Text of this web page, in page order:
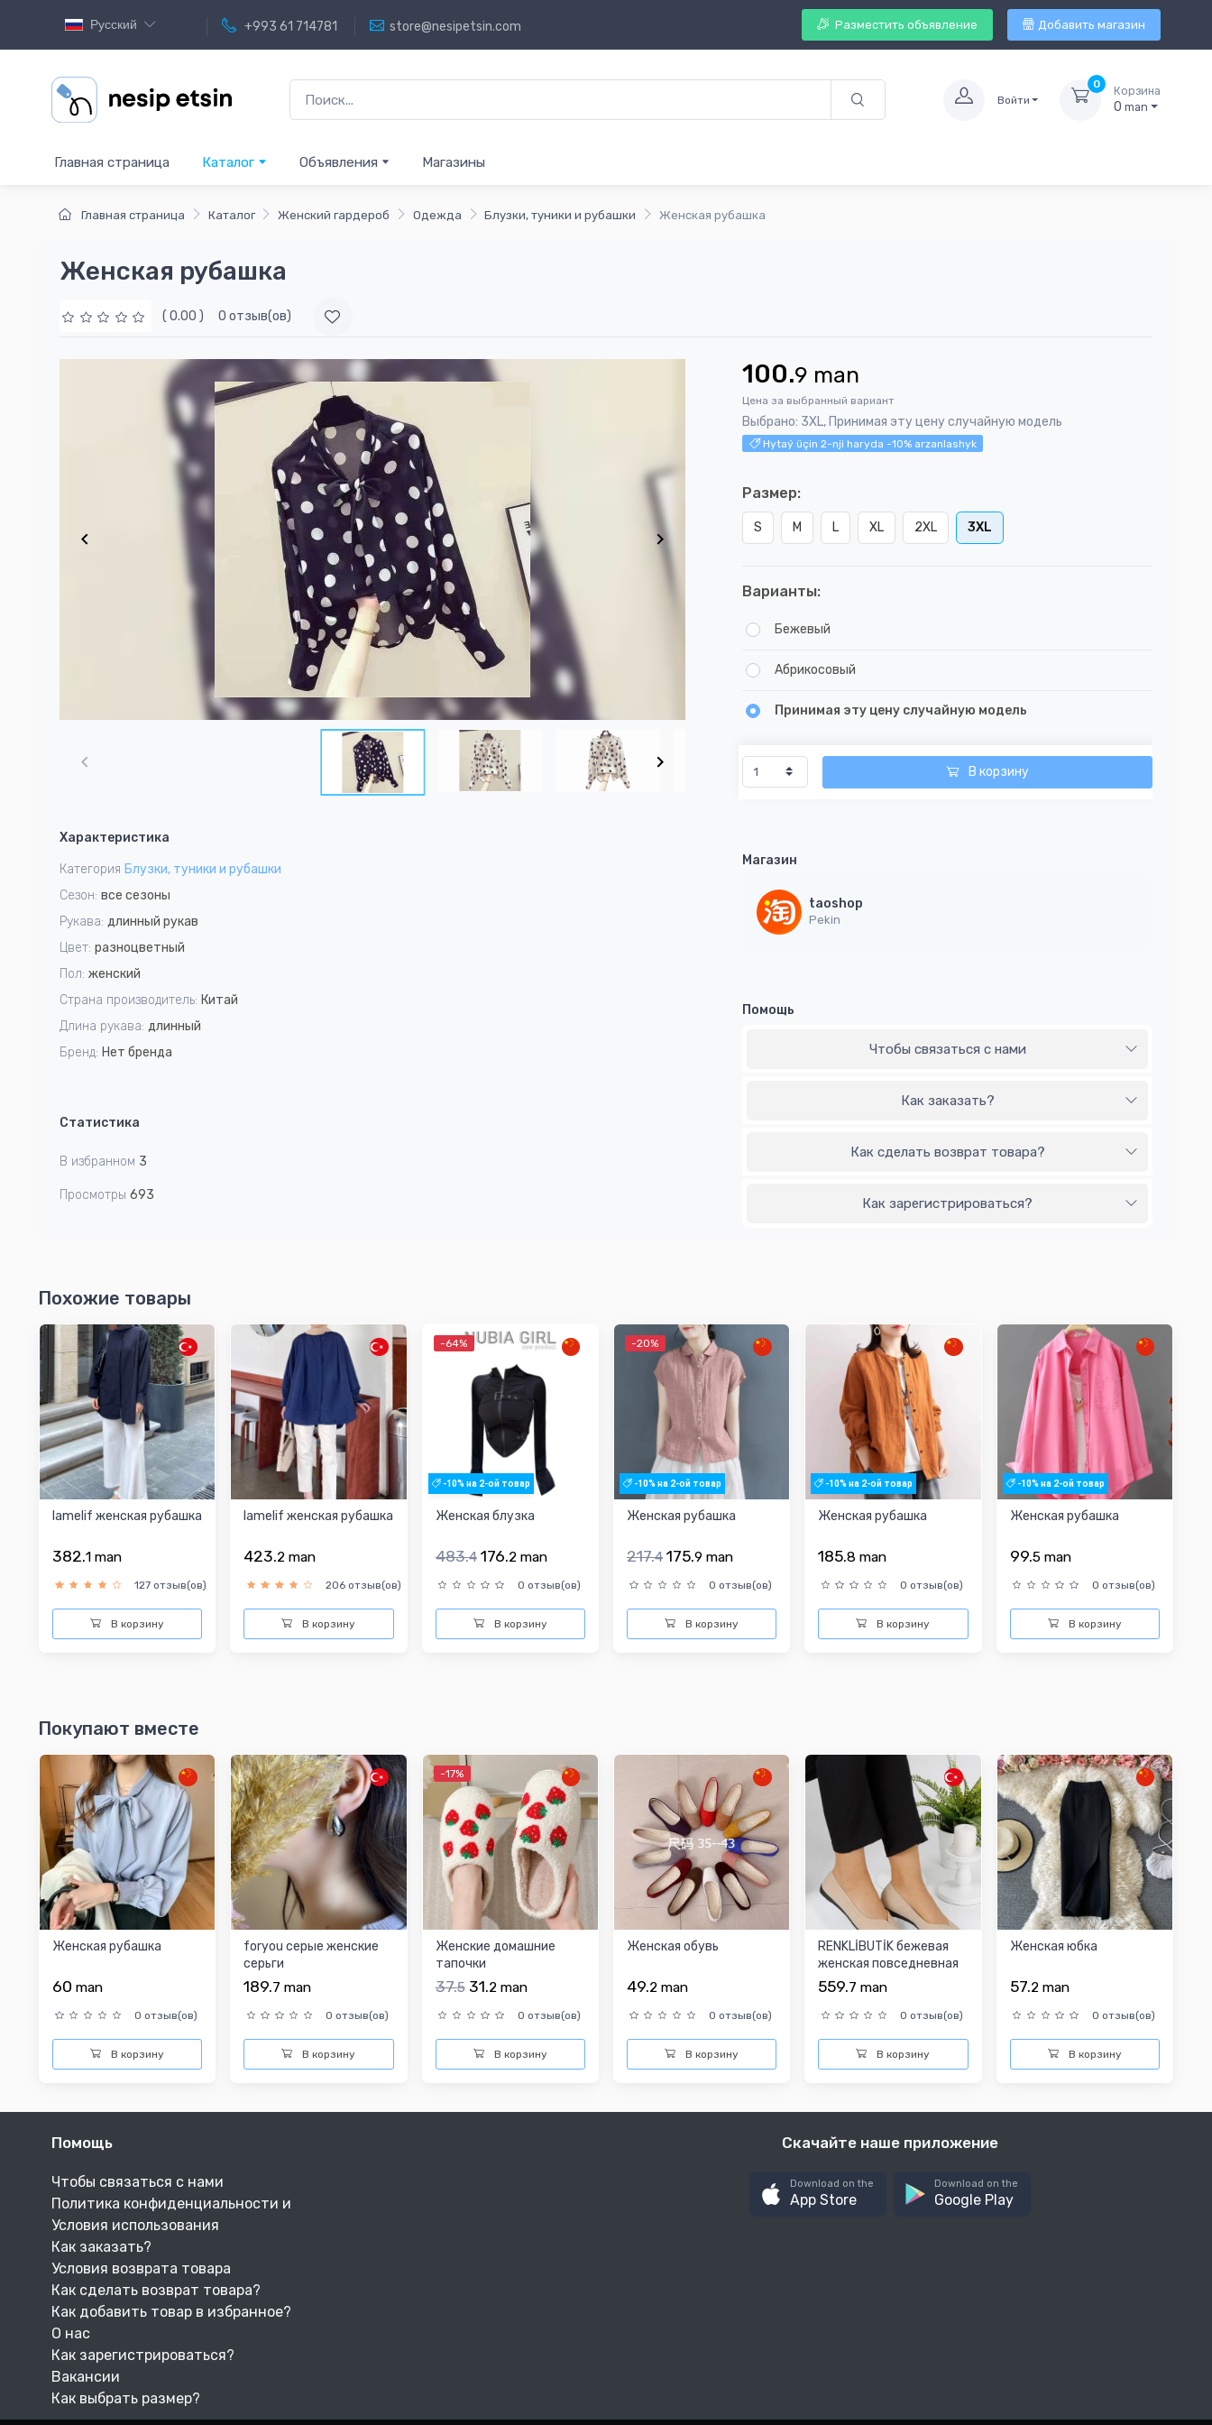
Русский +993 61 714781 store@nesipetsin.com Разместить объявление Добавить магазин
Войти
0
Корзина
0 man
Главная страница Каталог Объявления Магазины
Главная страница Каталог Женский гардероб Одежда Блузки, туники и рубашки Женская рубашка
Женская рубашка
( 0.00 ) 0 отзыв(ов)
4
Характеристика
Категория Блузки, туники и рубашки
Сезон: все сезоны
Рукава: длинный рукав
Цвет: разноцветный
Пол: женский
Страна производитель: Китай
Длина рукава: длинный
Бренд: Нет бренда
Статистика
В избранном 3
Просмотры 693
100.9 man
Цена за выбранный вариант
Выбрано: 3XL, Принимая эту цену случайную модель
Hytaý üçin 2-nji haryda -10% arzanlashyk
Размер:
S M L XL 2XL 3XL
Варианты:
Бежевый
Абрикосовый
Принимая эту цену случайную модель
В корзину
Магазин
taoshop
Pekin
Помощь
Чтобы связаться с нами
Как заказать?
Как сделать возврат товара?
Как зарегистрироваться?
Похожие товары
lamelif женская рубашка
382.1 man
127 отзыв(ов)
В корзину
lamelif женская рубашка
423.2 man
206 отзыв(ов)
В корзину
-64%
-10% на 2-ой товар
Женская блузка
483.4 176.2 man
0 отзыв(ов)
В корзину
-20%
-10% на 2-ой товар
Женская рубашка
217.4 175.9 man
0 отзыв(ов)
В корзину
-10% на 2-ой товар
Женская рубашка
185.8 man
0 отзыв(ов)
В корзину
-10% на 2-ой товар
Женская рубашка
99.5 man
0 отзыв(ов)
В корзину
Покупают вместе
Женская рубашка
60 man
0 отзыв(ов)
В корзину
foryou серые женские
серьги
189.7 man
0 отзыв(ов)
В корзину
-17%
Женские домашние
тапочки
37.5 31.2 man
0 отзыв(ов)
В корзину
Женская обувь
49.2 man
0 отзыв(ов)
В корзину
RENKLİBUTİK бежевая
женская повседневная
обувь
559.7 man
0 отзыв(ов)
В корзину
Женская юбка
57.2 man
0 отзыв(ов)
В корзину
Помощь
Чтобы связаться с нами
Политика конфиденциальности и
Условия использования
Как заказать?
Условия возврата товара
Как сделать возврат товара?
Как добавить товар в избранное?
О нас
Как зарегистрироваться?
Вакансии
Как выбрать размер?
Скачайте наше приложение
Download on the
App Store
Download on the
Google Play